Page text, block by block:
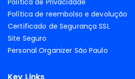
Política de Privacidade
Política de reembolso e devolução
Certificado de Segurança SSL
Site Seguro
Personal Organizer São Paulo